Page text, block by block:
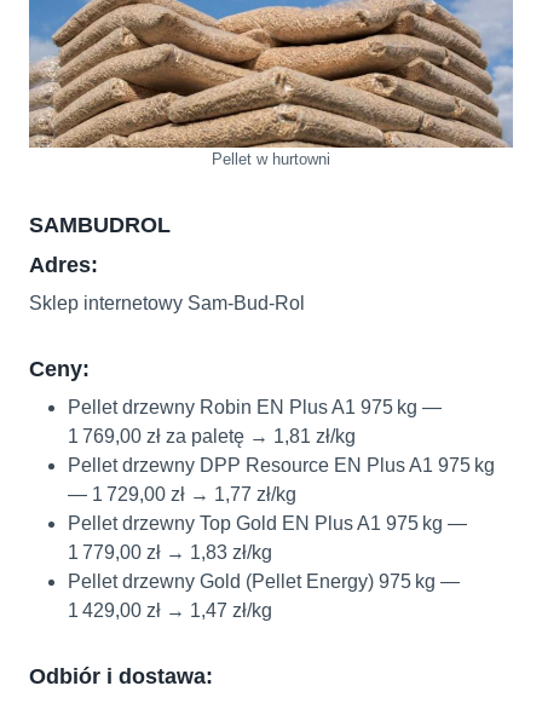
Pellet w hurtowni
SAMBUDROL
Adres:
Sklep internetowy Sam‑Bud‑Rol
Ceny:
Pellet drzewny Robin EN Plus A1 975 kg —
1 769,00 zł za paletę → 1,81 zł/kg
Pellet drzewny DPP Resource EN Plus A1 975 kg
— 1 729,00 zł → 1,77 zł/kg
Pellet drzewny Top Gold EN Plus A1 975 kg —
1 779,00 zł → 1,83 zł/kg
Pellet drzewny Gold (Pellet Energy) 975 kg —
1 429,00 zł → 1,47 zł/kg
Odbiór i dostawa: